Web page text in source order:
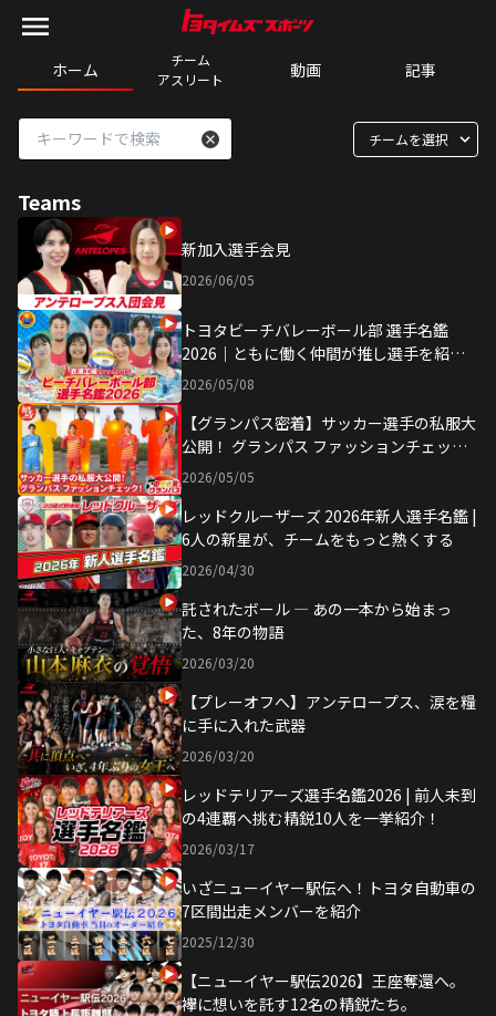
ホーム
チーム
アスリート
動画 記事
チームを選択
Teams
新加入選手会見
2026/06/05
トヨタビーチバレーボール部 選手名鑑
2026｜ともに働く仲間が推し選手を紹
介！
2026/05/08
【グランパス密着】サッカー選手の私服大
公開！ グランパス ファッションチェッ
ク！ | 『のぞき見グランパス』特別編
2026/05/05
レッドクルーザーズ 2026年新人選手名鑑 |
6人の新星が、チームをもっと熱くする
2026/04/30
託されたボール ― あの一本から始まっ
た、8年の物語
2026/03/20
【プレーオフへ】アンテロープス、涙を糧
に手に入れた武器
2026/03/20
レッドテリアーズ選手名鑑2026 | 前人未到
の4連覇へ挑む精鋭10人を一挙紹介！
2026/03/17
いざニューイヤー駅伝へ！トヨタ自動車の
7区間出走メンバーを紹介
2025/12/30
【ニューイヤー駅伝2026】王座奪還へ。
襷に想いを託す12名の精鋭たち。